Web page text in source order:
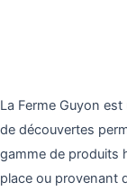
La Ferme Guyon
de découvertes
gamme de produits
place ou provenant